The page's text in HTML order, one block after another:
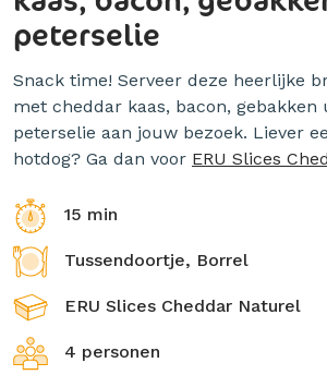
peterselie
Snack time! Serveer deze heerlijke
met cheddar kaas, bacon, gebakken
peterselie aan jouw bezoek. Liever
hotdog? Ga dan voor ERU Slices
15 min
Tussendoortje, Borrel
ERU Slices Cheddar Naturel
4 personen